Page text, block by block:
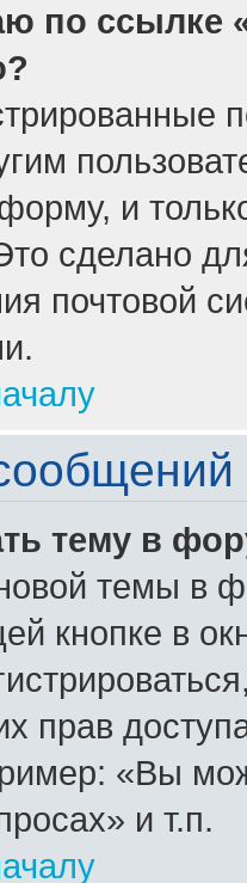
по ссылке
и
сделано
почтовой
тему в
темы в
кнопке в
прав
«Вы
и т.п.